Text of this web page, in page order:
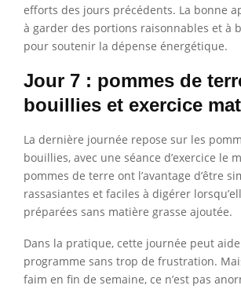
efforts des jours précédents. La bonne
à garder des portions raisonnables et à
pour soutenir la dépense énergétique.
Jour 7 : pommes de
bouillies et exercice
La dernière journée repose sur les
bouillies, avec une séance d’exercice le
pommes de terre ont l’avantage d’être
rassasiantes et faciles à digérer
préparées sans matière grasse ajoutée.
Dans la pratique, cette journée peut
programme sans trop de frustration.
faim en fin de semaine, ce n’est pas